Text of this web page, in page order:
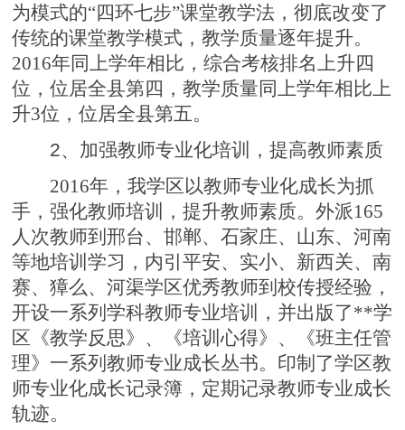
为模式的“四环七步”课堂教学法，彻底改变了
传统的课堂教学模式，教学质量逐年提升。
2016年同上学年相比，综合考核排名上升四
位，位居全县第四，教学质量同上学年相比上
升3位，位居全县第五。
2、 加强教师专业化培训，提高教师素质
2016年，我学区以教师专业化成长为抓
手，强化教师培训，提升教师素质。外派165
人次教师到邢台、邯郸、石家庄、山东、河南
等地培训学习，内引平安、实小、新西关、南
赛、獐么、河渠学区优秀教师到校传授经验，
开设一系列学科教师专业培训，并出版了**学
区《教学反思》、《培训心得》、《班主任管
理》一系列教师专业成长丛书。印制了学区教
师专业化成长记录簿，定期记录教师专业成长
轨迹。